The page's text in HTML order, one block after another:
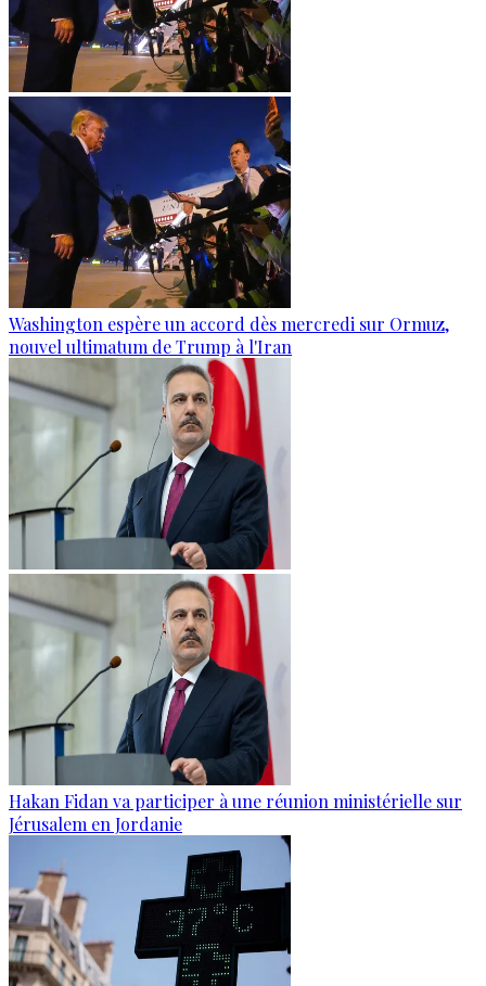
Washington espère un accord dès mercredi sur Ormuz,
nouvel ultimatum de Trump à l'Iran
Hakan Fidan va participer à une réunion ministérielle sur
Jérusalem en Jordanie